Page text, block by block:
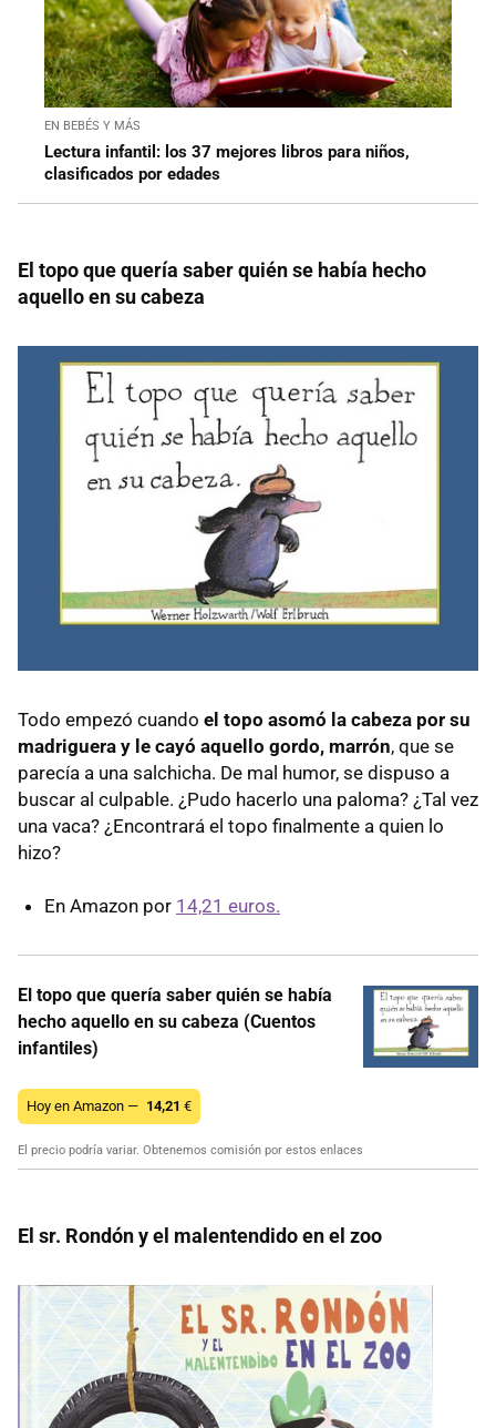
EN BEBÉS Y MÁS
Lectura infantil: los 37 mejores libros para niños,
clasificados por edades
El topo que quería saber quién se había hecho
aquello en su cabeza
Todo empezó cuando el topo asomó la cabeza por su
madriguera y le cayó aquello gordo, marrón, que se
parecía a una salchicha. De mal humor, se dispuso a
buscar al culpable. ¿Pudo hacerlo una paloma? ¿Tal vez
una vaca? ¿Encontrará el topo finalmente a quien lo
hizo?
En Amazon por 14,21 euros.
El topo que quería saber quién se había
hecho aquello en su cabeza (Cuentos
infantiles)
Hoy en Amazon — 14,21 €
El precio podría variar. Obtenemos comisión por estos enlaces
El sr. Rondón y el malentendido en el zoo